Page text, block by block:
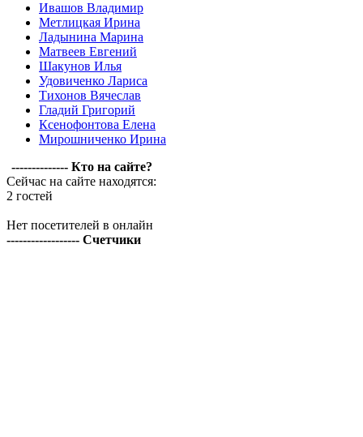
Ивашов Владимир
Метлицкая Ирина
Ладынина Марина
Матвеев Евгений
Шакунов Илья
Удовиченко Лариса
Тихонов Вячеслав
Гладий Григорий
Ксенофонтова Елена
Мирошниченко Ирина
-------------- Кто на сайте?
Сейчас на сайте находятся:
2 гостей
Нет посетителей в онлайн
------------------ Счетчики